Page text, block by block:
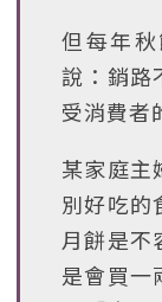
但每年
說：銷路
受消費者
某家庭主
別好吃的
月餅是不
是會買一